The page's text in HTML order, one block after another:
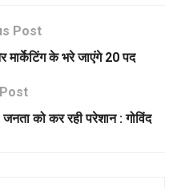
Post
के भरे जाएंगे 20 पद
को कर रही परेशान : गोविंद